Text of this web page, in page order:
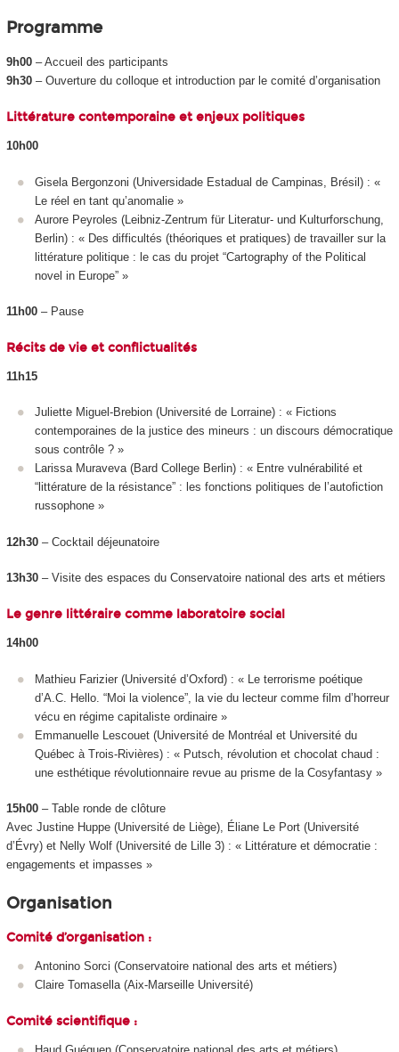
Programme
9h00– Accueil des participants
9h30– Ouverture du colloque et introduction par le comité d’organisation
Littérature contemporaine et enjeux politiques
10h00
Gisela Bergonzoni (Universidade Estadual de Campinas, Brésil) : «
Le réel en tant qu’anomalie »
Aurore Peyroles (Leibniz-Zentrum für Literatur- und Kulturforschung,
Berlin) : « Des difficultés (théoriques et pratiques) de travailler sur la
littérature politique : le cas du projet “Cartography of the Political
novel in Europe” »
11h00– Pause
Récits de vie et conflictualités
11h15
Juliette Miguel-Brebion (Université de Lorraine) : « Fictions
contemporaines de la justice des mineurs : un discours démocratique
sous contrôle ? »
Larissa Muraveva (Bard College Berlin) : « Entre vulnérabilité et
“littérature de la résistance” : les fonctions politiques de l’autofiction
russophone »
12h30– Cocktail déjeunatoire
13h30– Visite des espaces du Conservatoire national des arts et métiers
Le genre littéraire comme laboratoire social
14h00
Mathieu Farizier (Université d’Oxford) : « Le terrorisme poétique
d’A.C. Hello. “Moi la violence”, la vie du lecteur comme film d’horreur
vécu en régime capitaliste ordinaire »
Emmanuelle Lescouet (Université de Montréal et Université du
Québec à Trois-Rivières) : « Putsch, révolution et chocolat chaud :
une esthétique révolutionnaire revue au prisme de la Cosyfantasy »
15h00– Table ronde de clôture
Avec Justine Huppe (Université de Liège), Éliane Le Port (Université
d’Évry) et Nelly Wolf (Université de Lille 3) : « Littérature et démocratie :
engagements et impasses »
Organisation
Comité d’organisation :
Antonino Sorci (Conservatoire national des arts et métiers)
Claire Tomasella (Aix-Marseille Université)
Comité scientifique :